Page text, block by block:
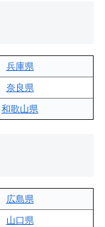
兵庫県
奈良県
和歌山県
広島県
山口県